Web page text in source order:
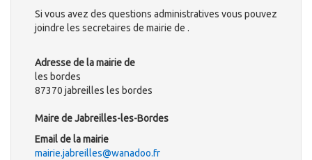
Si vous avez des questions administratives vous pouvez
joindre les secretaires de mairie de .
Adresse de la mairie de
les bordes
87370 jabreilles les bordes
Maire de Jabreilles-les-Bordes
Email de la mairie
mairie.jabreilles@wanadoo.fr